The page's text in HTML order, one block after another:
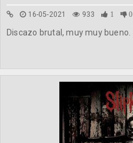
16-05-2021 933 1 0
Discazo brutal, muy muy bueno.